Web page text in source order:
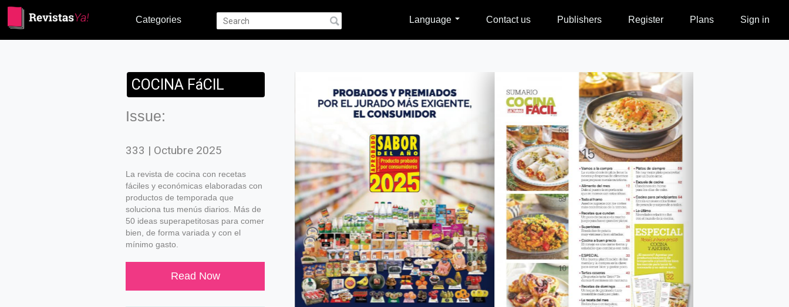
Categories Language Contact us Publishers Register Plans Sign in
COCINA FáCIL
Issue:
333 | Octubre 2025
La revista de cocina con recetas
fáciles y económicas elaboradas con
productos de temporada que
soluciona tus menús diarios. Más de
50 ideas superapetitosas para comer
bien, de forma variada y con el
mínimo gasto.
Read Now